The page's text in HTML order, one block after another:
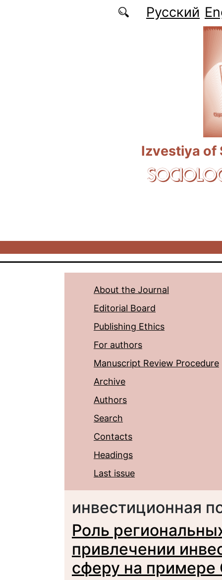
Русский
Izvestiya of
About the Journal
Editorial Board
Publishing Ethics
For authors
Manuscript Review Procedure
Archive
Authors
Search
Contacts
Headings
Last issue
инвестиционная
Роль
привлечении
сферу на примере